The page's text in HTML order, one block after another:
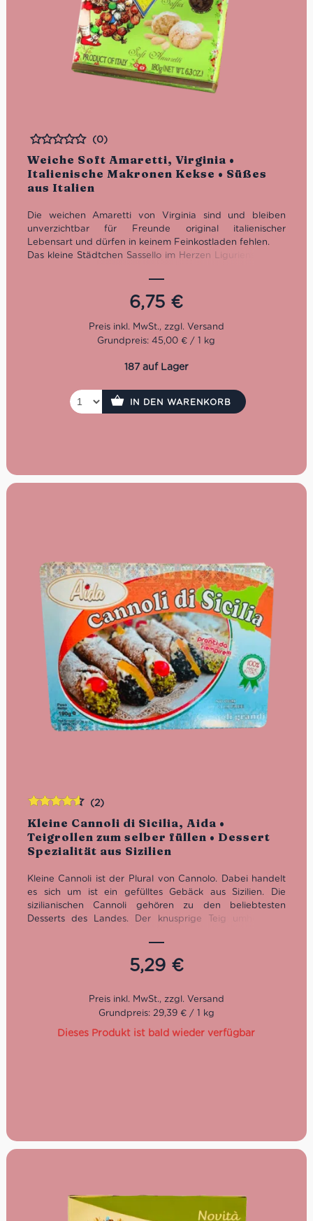
Weiche Soft Amaretti, Virginia •
Italienische Makronen Kekse • Süßes
aus Italien
Bewertet
(0)
Die weichen Amaretti von Virginia sind und bleiben
unverzichtbar für Freunde original italienischer
Lebensart und dürfen in keinem Feinkostladen fehlen.
Das kleine Städtchen Sassello im Herzen Liguriens ist die
Mandelmakronen. Hier fertigt das noch heute
familiengeführte Unternehmen seit 1860 seine
weltbekannten Amaretti, die zu einem Kaffeegenuss
all‘italiana einfach dazu gehören. Der langanhaltende
Erfolg der italienischen Köstlichkeit beruht unter anderem
auf der strengen Auswahl hochwertiger Originalzutaten
und der traditionellen Rezeptur. Erlesene süße und
bittere Mandeln, erstklassige Aprikosenkerne und feinster
Honig verleihen dem Gebäck den unverwechselbaren
Duft und Geschmack.
6,75 €
Grundpreis: 45,00 € / 1 kg
187 auf Lager
IN DEN WARENKORB
Kleine Cannoli di Sicilia, Aida •
Teigrollen zum selber füllen • Dessert
Spezialität aus Sizilien
(2)
Kleine Cannoli ist der Plural von Cannolo. Dabei handelt
es sich um ist ein gefülltes Gebäck aus Sizilien. Die
sizilianischen Cannoli gehören zu den beliebtesten
Desserts des Landes. Der knusprige Teig umhüllt die
bildet eine kostbare Hülle, die Bissen für Bissen begleitet.
Verwöhne Dich oder Deine Gäste mit dieser besonderen
Nachspeise als feinen Abschluss einer Menüfolge oder
gebackenen Rollen von Aida lassen sich je nach
Geschmack mit verschiedenen Cremes selber füllen.
Idealerweise zum Frühstück
5,29 €
Bewertet
mit4.50
von 5
Grundpreis: 29,39 € / 1 kg
Dieses Produkt ist bald wieder verfügbar